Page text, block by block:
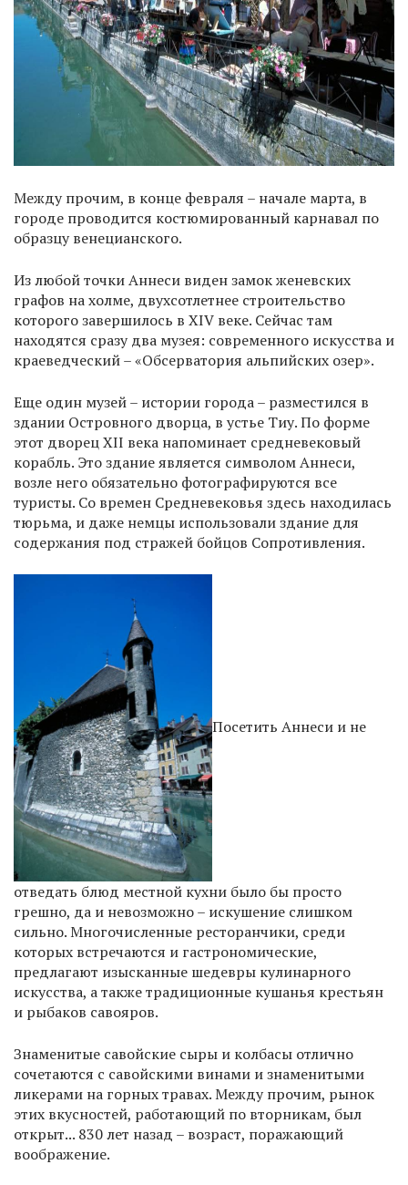
Между прочим, в конце февраля – начале марта, в
городе проводится костюмированный карнавал по
образцу венецианского.
Из любой точки Аннеси виден замок женевских
графов на холме, двухсотлетнее строительство
которого завершилось в XIV веке. Сейчас там
находятся сразу два музея: современного искусства и
краеведческий – «Обсерватория альпийских озер».
Еще один музей – истории города – разместился в
здании Островного дворца, в устье Тиу. По форме
этот дворец XII века напоминает средневековый
корабль. Это здание является символом Аннеси,
возле него обязательно фотографируются все
туристы. Со времен Средневековья здесь находилась
тюрьма, и даже немцы использовали здание для
содержания под стражей бойцов Сопротивления.
Посетить Аннеси и не
отведать блюд местной кухни было бы просто
грешно, да и невозможно – искушение слишком
сильно. Многочисленные ресторанчики, среди
которых встречаются и гастрономические,
предлагают изысканные шедевры кулинарного
искусства, а также традиционные кушанья крестьян
и рыбаков савояров.
Знаменитые савойские сыры и колбасы отлично
сочетаются с савойскими винами и знаменитыми
ликерами на горных травах. Между прочим, рынок
этих вкусностей, работающий по вторникам, был
открыт... 830 лет назад – возраст, поражающий
воображение.